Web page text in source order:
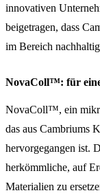
innovativen
beigetragen, dass
im Bereich
NovaColl™: für
NovaColl™, ein
das aus Cambriums
hervorgegangen ist.
herkömmliche, auf
Materialien zu